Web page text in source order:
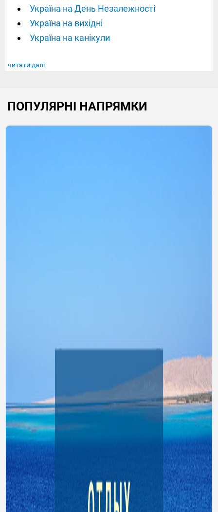
Україна на День Незалежності
Україна на вихідні
Україна на канікули
читати далі
ПОПУЛЯРНІ НАПРЯМКИ